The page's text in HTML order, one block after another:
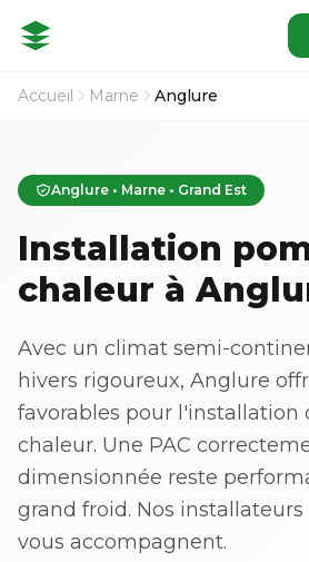
Accueil Marne Anglure
Anglure • Marne • Grand Est
Installation
chaleur à
Avec un climat semi-
hivers rigoureux, Anglure
favorables pour l'installation
chaleur. Une PAC
dimensionnée reste
grand froid. Nos installateurs
vous accompagnent.